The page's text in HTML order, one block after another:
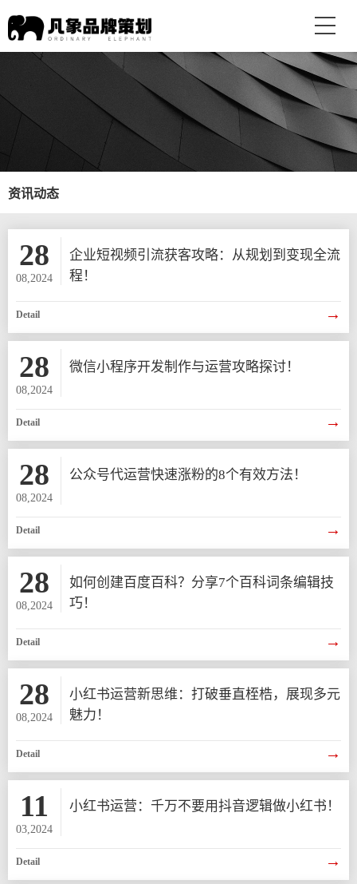
资讯动态
28
08,2024
企业短视频引流获客攻略：从规划到变现全流
程！
Detail →
28
08,2024
微信小程序开发制作与运营攻略探讨！
Detail →
28
08,2024
公众号代运营快速涨粉的8个有效方法！
Detail →
28
08,2024
如何创建百度百科？分享7个百科词条编辑技
巧！
Detail →
28
08,2024
小红书运营新思维：打破垂直桎梏，展现多元
魅力！
Detail →
11
03,2024
小红书运营：千万不要用抖音逻辑做小红书！
Detail →